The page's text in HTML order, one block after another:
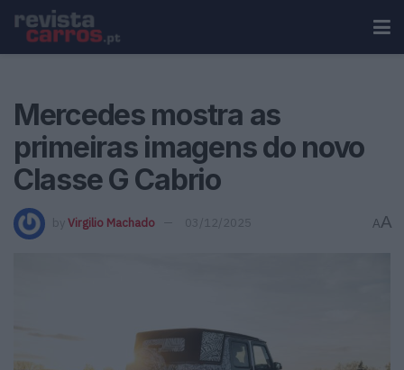
Mercedes mostra as
primeiras imagens do novo
Classe G Cabrio
by Virgilio Machado 03/12/2025 AA